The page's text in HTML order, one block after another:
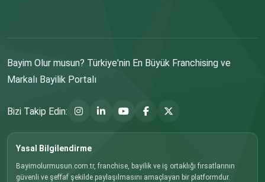
Bayim Olur musun? Türkiye'nin En Büyük Franchising ve
Markalı Bayilik Portalı
Bizi Takip Edin:
Yasal Bilgilendirme
Bayimolurmusun.com.tr, franchise, bayilik ve iş ortaklığı fırsatlarının
güvenli ve şeffaf şekilde paylaşılmasını amaçlayan bir platformdur.